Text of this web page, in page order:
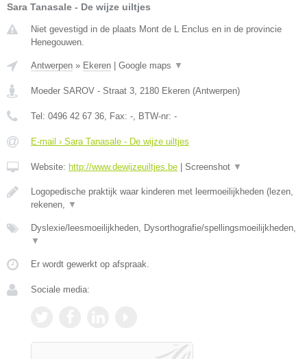
Sara Tanasale - De wijze uiltjes
Niet gevestigd in de plaats Mont de L Enclus en in de provincie
Henegouwen.
Antwerpen » Ekeren | Google maps ▼
Moeder SAROV - Straat 3 2180 Ekeren (Antwerpen)
Tel: 0496 42 67 36 , Fax: - , BTW-nr: -
E-mail › Sara Tanasale - De wijze uiltjes
Website: http://www.dewijzeuiltjes.be | Screenshot ▼
Logopedische praktijk waar kinderen met leermoeilijkheden (lezen,
rekenen,
▼
Dyslexie/leesmoeilijkheden, Dysorthografie/spellingsmoeilijkheden,
▼
Er wordt gewerkt op afspraak.
Sociale media: